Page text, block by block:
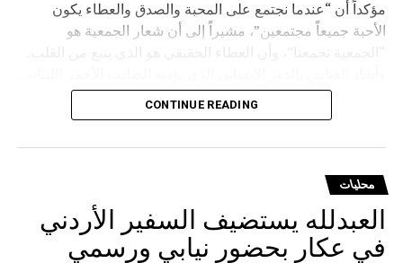
مؤكداً أن “عندما نجتمع على المحبة والصدق والعطاء يكون
الأحبة جميعاً مجتمعين”، مشيراً إلى أن شعار الجمعية هو
قائلاً إن متطوعيه “يضحون بحياتهم من أجل إنقاذ حياة الآخرين”،
متمنياً للمؤسسة وجميع العاملين فيها دوام الحفظ والتوفيق.
وتوجّه بالشكر إلى الشاعر مازن غنام الذي لبّى الدعوة
للمشاركة في الأمسية دعماً للصليب الأحمر اللبناني، وإلى إدارة
مطعم Kampus 8 والعاملين فيه، وعلى رأسهم الدكتور غازي
الشعار صاحب المطعم ورئيس بلدية عيناب، تقديراً لتعاونهم في
CONTINUE READING
محليات
العبدلله يستضيف السفير الأردني
في عكار بحضور نيابي ورسمي